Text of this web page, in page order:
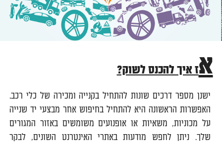
אז איך להכנס לשוק?
ישנן מספר דרכים שונות להתחיל בקנייה ומכירה של כלי רכב.
האפשרות הראשונה היא להתחיל בחיפוש אחר מבצעי יד שנייה
על מכוניות, משאיות או אופנועים משומשים באזור המגורים
שלך. ניתן לחפש מודעות באתרי האינטרנט השונים, לבקר